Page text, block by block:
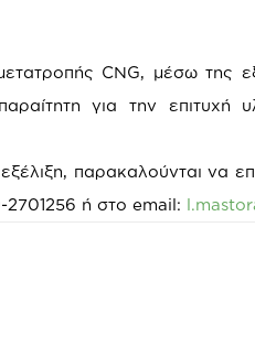
CNG, μέσω της
για την επιτυχή
παρακαλούνται να
ή στο email: